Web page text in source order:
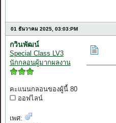
01 ธันวาคม 2025, 03:03:PM
กวินพัฒน์
Special Class LV3
นักกลอนผู้มากผลงาน
คะแนนกลอนของผู้นี้ 80
ออฟไลน์
เพศ: